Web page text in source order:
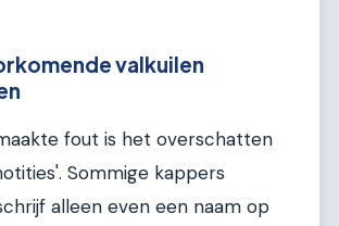
valkuilen
fout is het overschatten
Sommige kappers
alleen even een naam op